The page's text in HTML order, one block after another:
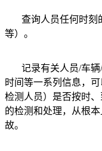
查询人员任何时刻
等）。
记录有关人员/车辆/
时间等一系列信息，
检测人员）是否按时
的检测和处理，从根
故。